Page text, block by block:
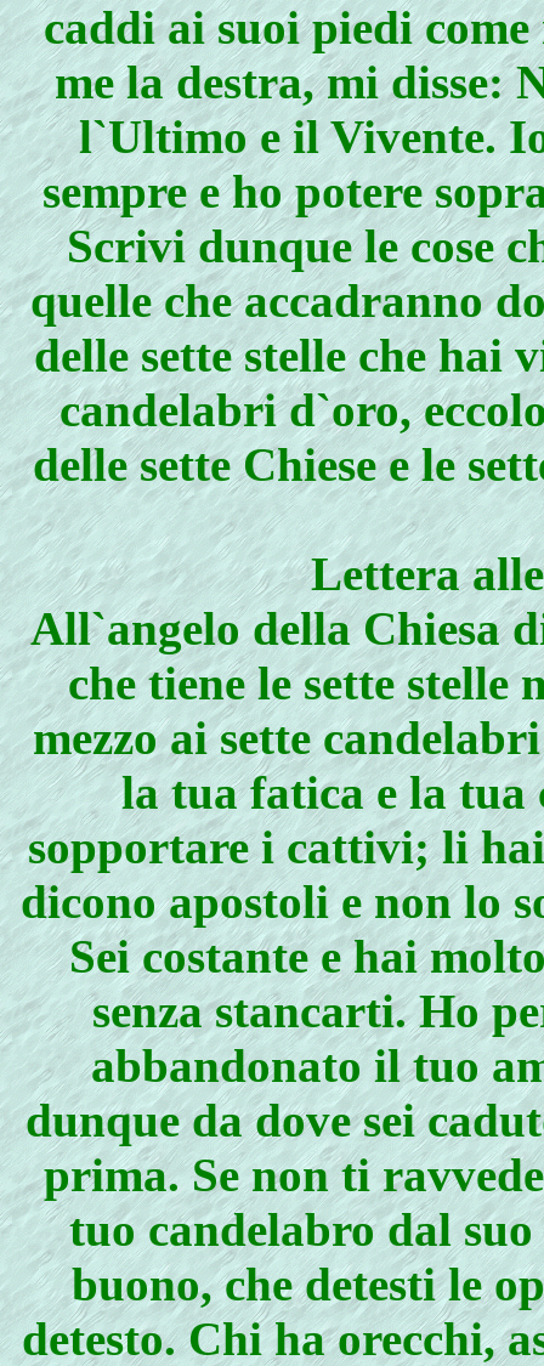
caddi ai suoi piedi
me la destra, mi disse:
l`Ultimo e il Vivente.
sempre e ho potere
Scrivi dunque le cose
quelle che accadranno
delle sette stelle che hai
candelabri d`oro,
delle sette Chiese e le
Lettera
All`angelo della Chiesa
che tiene le sette stelle
mezzo ai sette
la tua fatica e la tua
sopportare i cattivi; li
dicono apostoli e non lo
Sei costante e hai
senza stancarti. Ho
abbandonato il tuo
dunque da dove sei
prima. Se non ti
tuo candelabro dal
buono, che detesti le
detesto. Chi ha orecchi,